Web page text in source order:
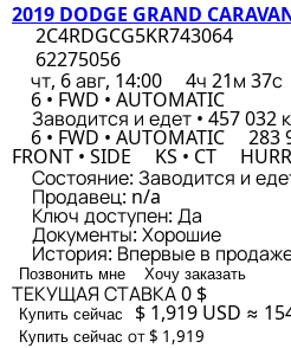
2019 DODGE GRAND
2C4RDGCG5KR743064
62275056
чт, 6 авг, 14:00
4ч 21м 37с
6 • FWD • AUTOMATIC
Заводится и едет • 457 032
6 • FWD • AUTOMATIC 283
FRONT • SIDE KS • CT
Состояние: Заводится и
Продавец: n/a
Ключ доступен: Да
Документы: Хорошие
История: Впервые в
Позвонить мне Хочу заказать
ТЕКУЩАЯ СТАВКА0 $
Купить сейчас $ 1,919 USD ≈
Купить сейчас от $ 1,919